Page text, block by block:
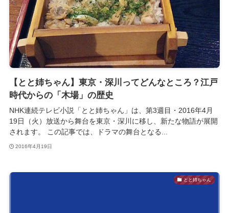
【とと姉ちゃん】東京・深川ってどんなところ？江戸
時代からの「木場」の歴史
NHK連続テレビ小説「とと姉ちゃん」は、第3週目・2016年4月
19日（火）放送から舞台を東京・深川に移し、新たな物語が展開
されます。 この記事では、ドラマの舞台となる...
2016年4月19日
とと姉ちゃん